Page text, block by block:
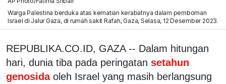
Warga Palestina berduka atas kematian kerabatnya dalam pemboman
Israel di Jalur Gaza, di rumah sakit Rafah, Gaza, Selasa, 12 Desember 2023.
REPUBLIKA.CO.ID, GAZA -- Dalam hitungan
hari, dunia tiba pada peringatan setahun
genosida oleh Israel yang masih berlangsung